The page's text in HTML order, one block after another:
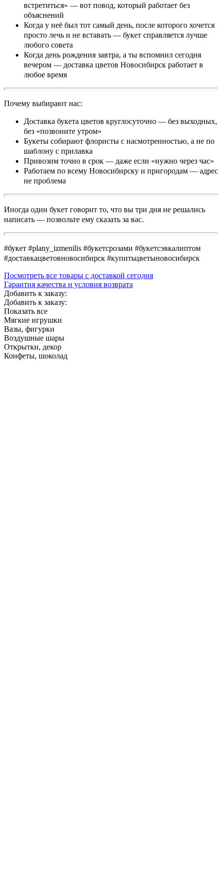
встретиться» — вот повод, который работает без
объяснений
Когда у неё был тот самый день, после которого хочется
просто лечь и не вставать — букет справляется лучше
любого совета
Когда день рождения завтра, а ты вспомнил сегодня
вечером — доставка цветов Новосибирск работает в
любое время
Почему выбирают нас:
Доставка букета цветов круглосуточно — без выходных,
без «позвоните утром»
Букеты собирают флористы с насмотренностью, а не по
шаблону с прилавка
Привозим точно в срок — даже если «нужно через час»
Работаем по всему Новосибирску и пригородам — адрес
не проблема
Иногда один букет говорит то, что вы три дня не решались
написать — позвольте ему сказать за вас.
#букет #plany_izmenilis #букетсрозами #букетсэвкалиптом
#доставкацветовновосибирск #купитьцветыновосибирск
Посмотреть все товары с доставкой сегодня
Гарантия качества и условия возврата
Добавить к заказу:
Добавить к заказу:
Показать все
Мягкие игрушки
Вазы, фигурки
Воздушные шары
Открытки, декор
Конфеты, шоколад